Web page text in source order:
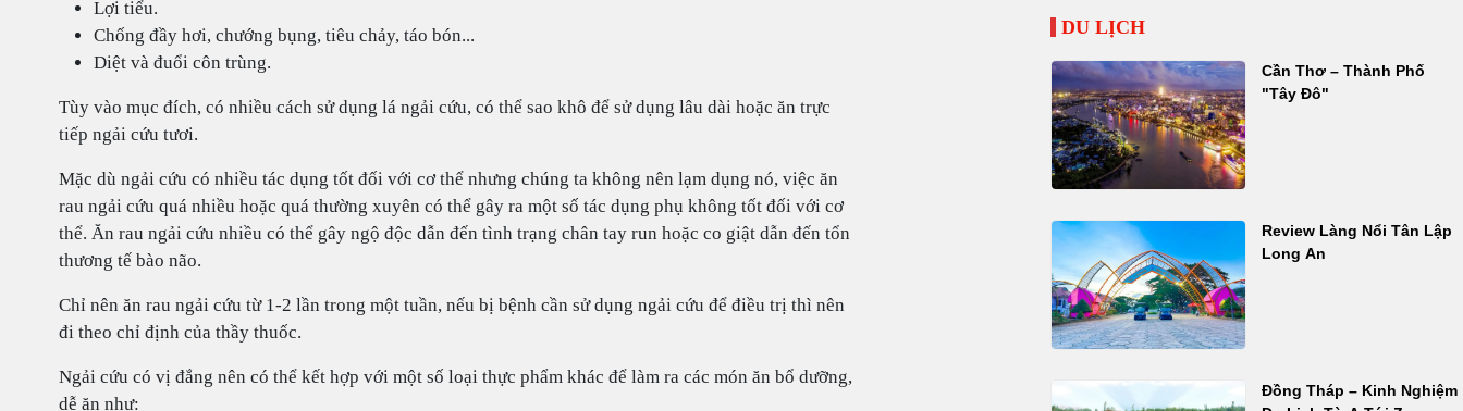
Lợi tiểu.
Chống đầy hơi, chướng bụng, tiêu chảy, táo bón...
Diệt và đuổi côn trùng.
Tùy vào mục đích, có nhiều cách sử dụng lá ngải cứu, có thể sao khô để sử dụng lâu dài hoặc ăn trực
tiếp ngải cứu tươi.
Mặc dù ngải cứu có nhiều tác dụng tốt đối với cơ thể nhưng chúng ta không nên lạm dụng nó, việc ăn
rau ngải cứu quá nhiều hoặc quá thường xuyên có thể gây ra một số tác dụng phụ không tốt đối với cơ
thể. Ăn rau ngải cứu nhiều có thể gây ngộ độc dẫn đến tình trạng chân tay run hoặc co giật dẫn đến tổn
thương tế bào não.
Chỉ nên ăn rau ngải cứu từ 1-2 lần trong một tuần, nếu bị bệnh cần sử dụng ngải cứu để điều trị thì nên
đi theo chỉ định của thầy thuốc.
Ngải cứu có vị đắng nên có thể kết hợp với một số loại thực phẩm khác để làm ra các món ăn bổ dưỡng,
dễ ăn như:
DU LỊCH
Cần Thơ – Thành Phố
"Tây Đô"
Review Làng Nổi Tân Lập
Long An
Đồng Tháp – Kinh Nghiệm